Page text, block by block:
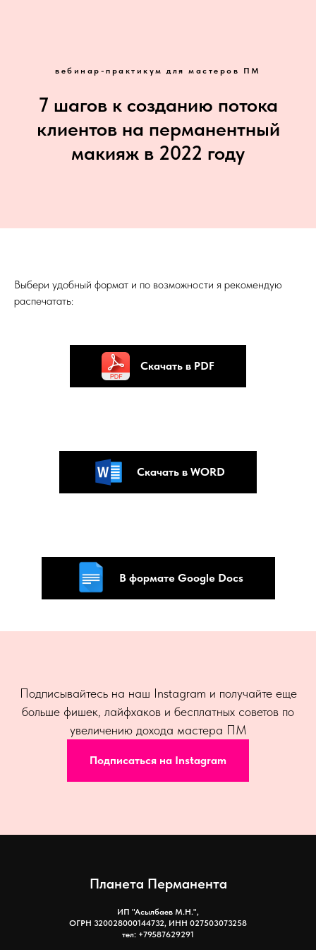
вебинар-практикум для мастеров ПМ
7 шагов к созданию потока
клиентов на перманентный
макияж в 2022 году
Выбери удобный формат и по возможности я рекомендую
распечатать:
Скачать в PDF
Скачать в WORD
В формате Google Docs
Подписывайтесь на наш Instagram и получайте еще
больше фишек, лайфхаков и бесплатных советов по
увеличению дохода мастера ПМ
Подписаться на Instagram
Планета Перманента
ИП "Асылбаев М.Н.",
ОГРН 320028000144732, ИНН 027503073258
тел: +79587629291